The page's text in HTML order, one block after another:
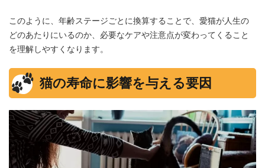
このように、年齢ステージごとに換算することで、愛猫が人生の
どのあたりにいるのか、必要なケアや注意点が変わってくること
を理解しやすくなります。
猫の寿命に影響を与える要因